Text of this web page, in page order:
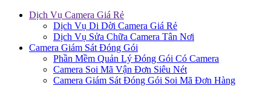
Dịch Vụ Camera Giá Rẻ
Dịch Vụ Di Dời Camera Giá Rẻ
Dịch Vụ Sửa Chữa Camera Tân Nơi
Camera Giám Sát Đóng Gói
Phần Mềm Quản Lý Đóng Gói Có Camera
Camera Soi Mã Vận Đơn Siêu Nét
Camera Giám Sát Đóng Gói Soi Mã Đơn Hàng